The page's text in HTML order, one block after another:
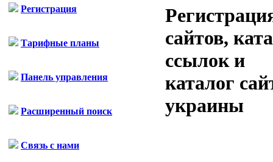
Регистрация
Тарифные планы
Панель управления
Расширенный поиск
Связь с нами
сайтов,
ссылок и
каталог
украины